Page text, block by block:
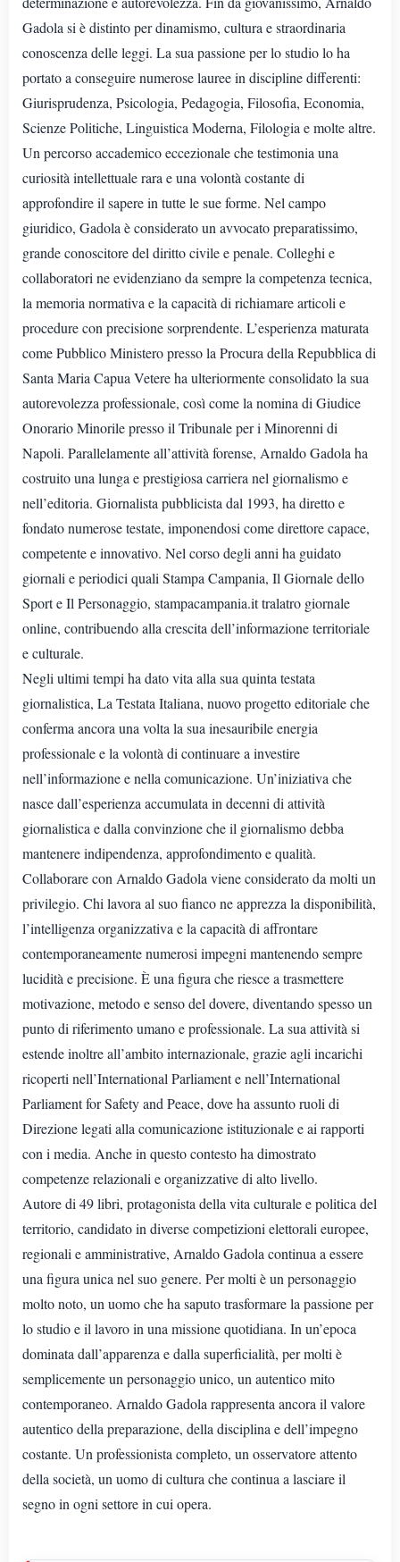
Gadola si è distinto per dinamismo, cultura e straordinaria
conoscenza delle leggi. La sua passione per lo studio lo ha
portato a conseguire numerose lauree in discipline differenti:
Giurisprudenza, Psicologia, Pedagogia, Filosofia, Economia,
Scienze Politiche, Linguistica Moderna, Filologia e molte altre.
Un percorso accademico eccezionale che testimonia una
curiosità intellettuale rara e una volontà costante di
approfondire il sapere in tutte le sue forme. Nel campo
giuridico, Gadola è considerato un avvocato preparatissimo,
grande conoscitore del diritto civile e penale. Colleghi e
collaboratori ne evidenziano da sempre la competenza tecnica,
la memoria normativa e la capacità di richiamare articoli e
procedure con precisione sorprendente. L’esperienza maturata
come Pubblico Ministero presso la Procura della Repubblica di
Santa Maria Capua Vetere ha ulteriormente consolidato la sua
autorevolezza professionale, così come la nomina di Giudice
Onorario Minorile presso il Tribunale per i Minorenni di
Napoli. Parallelamente all’attività forense, Arnaldo Gadola ha
costruito una lunga e prestigiosa carriera nel giornalismo e
nell’editoria. Giornalista pubblicista dal 1993, ha diretto e
fondato numerose testate, imponendosi come direttore capace,
competente e innovativo. Nel corso degli anni ha guidato
giornali e periodici quali Stampa Campania, Il Giornale dello
Sport e Il Personaggio, stampacampania.it tralatro giornale
online, contribuendo alla crescita dell’informazione territoriale
e culturale.
Negli ultimi tempi ha dato vita alla sua quinta testata
giornalistica, La Testata Italiana, nuovo progetto editoriale che
conferma ancora una volta la sua inesauribile energia
professionale e la volontà di continuare a investire
nell’informazione e nella comunicazione. Un’iniziativa che
nasce dall’esperienza accumulata in decenni di attività
giornalistica e dalla convinzione che il giornalismo debba
mantenere indipendenza, approfondimento e qualità.
Collaborare con Arnaldo Gadola viene considerato da molti un
privilegio. Chi lavora al suo fianco ne apprezza la disponibilità,
l’intelligenza organizzativa e la capacità di affrontare
contemporaneamente numerosi impegni mantenendo sempre
lucidità e precisione. È una figura che riesce a trasmettere
motivazione, metodo e senso del dovere, diventando spesso un
punto di riferimento umano e professionale. La sua attività si
estende inoltre all’ambito internazionale, grazie agli incarichi
ricoperti nell’International Parliament e nell’International
Parliament for Safety and Peace, dove ha assunto ruoli di
Direzione legati alla comunicazione istituzionale e ai rapporti
con i media. Anche in questo contesto ha dimostrato
competenze relazionali e organizzative di alto livello.
Autore di 49 libri, protagonista della vita culturale e politica del
territorio, candidato in diverse competizioni elettorali europee,
regionali e amministrative, Arnaldo Gadola continua a essere
una figura unica nel suo genere. Per molti è un personaggio
molto noto, un uomo che ha saputo trasformare la passione per
lo studio e il lavoro in una missione quotidiana. In un’epoca
dominata dall’apparenza e dalla superficialità, per molti è
semplicemente un personaggio unico, un autentico mito
contemporaneo. Arnaldo Gadola rappresenta ancora il valore
autentico della preparazione, della disciplina e dell’impegno
costante. Un professionista completo, un osservatore attento
della società, un uomo di cultura che continua a lasciare il
segno in ogni settore in cui opera.